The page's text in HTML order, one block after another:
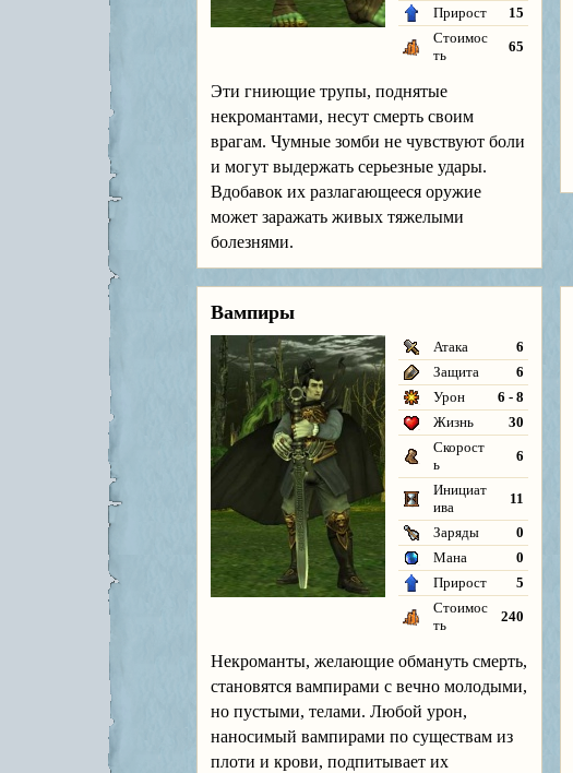
Прирост
15
Стоимос
ть
65
Эти гниющие трупы, поднятые
некромантами, несут смерть своим
врагам. Чумные зомби не чувствуют боли
и могут выдержать серьезные удары.
Вдобавок их разлагающееся оружие
может заражать живых тяжелыми
болезнями.
Вампиры
Атака
6
Защита
6
Урон
6 - 8
Жизнь
30
Скорост
ь
6
Инициат
ива
11
Заряды
0
Мана
0
Прирост
5
Стоимос
ть
240
Некроманты, желающие обмануть смерть,
становятся вампирами с вечно молодыми,
но пустыми, телами. Любой урон,
наносимый вампирами по существам из
плоти и крови, подпитывает их